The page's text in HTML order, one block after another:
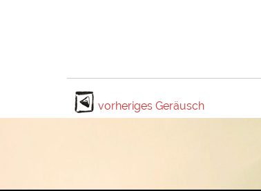
vorheriges Geräusch